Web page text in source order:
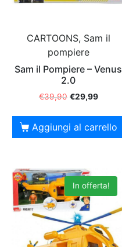
CARTOONS, Sam il
pompiere
Sam il Pompiere – Venus
2.0
€39,90 €29,99
Aggiungi al carrello
In offerta!